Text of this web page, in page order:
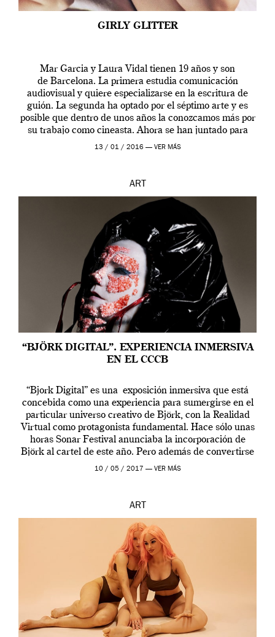
GIRLY GLITTER
Mar Garcia y Laura Vidal tienen 19 años y son
de Barcelona. La primera estudia comunicación
audiovisual y quiere especializarse en la escritura de
guión. La segunda ha optado por el séptimo arte y es
posible que dentro de unos años la conozcamos más por
su trabajo como cineasta. Ahora se han juntado para
contarnos una […]
13 / 01 / 2016 — VER MÁS
ART
“BJÖRK DIGITAL”. EXPERIENCIA INMERSIVA
EN EL CCCB
“Bjork Digital” es una exposición inmersiva que está
concebida como una experiencia para sumergirse en el
particular universo creativo de Björk, con la Realidad
Virtual como protagonista fundamental. Hace sólo unas
horas Sonar Festival anunciaba la incorporación de
Björk al cartel de este año. Pero además de convertirse
en una de las actuaciones más relevantes […]
10 / 05 / 2017 — VER MÁS
ART